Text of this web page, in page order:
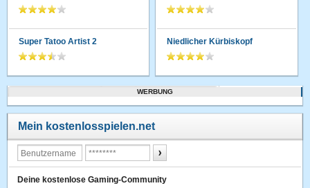
Super Tatoo Artist 2 Niedlicher Kürbiskopf
WERBUNG
Mein kostenlosspielen.net
Deine kostenlose Gaming-Community